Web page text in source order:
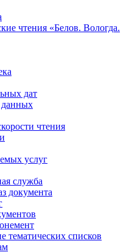
чтения «Белов. Вологда.
дат
данных
чтения
услуг
служба
документа
тематических списков